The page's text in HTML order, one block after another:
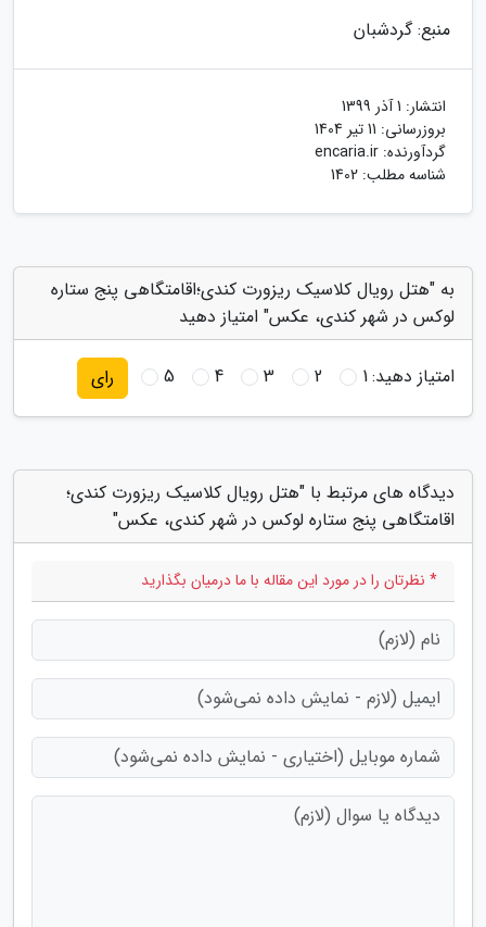
منبع: گردشبان
انتشار: 1 آذر 1399
بروزرسانی: 11 تیر 1404
گردآورنده: encaria.ir
شناسه مطلب: 1402
به "هتل رویال کلاسیک ریزورت کندی؛اقامتگاهی پنج ستاره
لوکس در شهر کندی، عکس" امتیاز دهید
امتیاز دهید:1
2
3
4
5 رای
دیدگاه های مرتبط با "هتل رویال کلاسیک ریزورت کندی؛
اقامتگاهی پنج ستاره لوکس در شهر کندی، عکس"
* نظرتان را در مورد این مقاله با ما درمیان بگذارید